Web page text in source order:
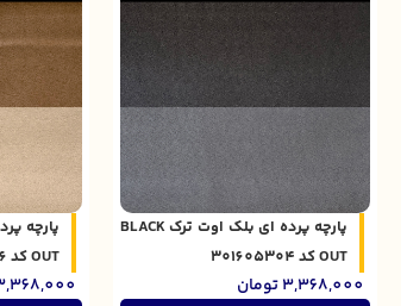
پارچه پرده ای بلک اوت ترک BLACK
OUT کد 301605304
3,368,000تومان
OUT کد 301605056